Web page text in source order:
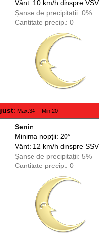
Vânt: 10 km/h dinspreVSV
Șanse de precipitații: 0%
Cantitate precip.: 0
: Max:34˚ - Min:20˚
Senin
Minima nopții: 20°
Vânt: 12 km/h dinspreSSV
Șanse de precipitații: 5%
Cantitate precip.: 0